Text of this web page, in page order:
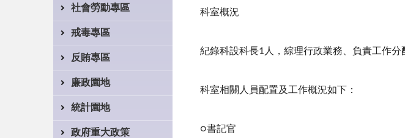
社會勞動專區
戒毒專區
反賄專區
廉政園地
統計園地
政府重大政策
科室概況
紀錄科設科長1人，綜理行政業務、負責工作分
科室相關人員配置及工作概況如下：
○書記官